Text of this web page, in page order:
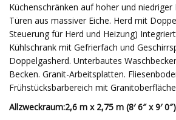
Küchenschränken auf hoher und niedriger
Türen aus massiver Eiche. Herd mit
Steuerung für Herd und Heizung)
Kühlschrank mit Gefrierfach und
Doppelgasherd. Unterbautes
Becken. Granit-Arbeitsplatten.
Frühstücksbarbereich mit
Allzweckraum:2,6 m x 2,75 m (8′ 6″ x 9′ 0″)